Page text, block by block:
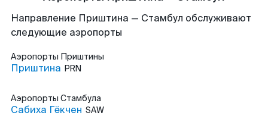
Направление Приштина — Стамбул обслуживают
следующие аэропорты
Аэропорты Приштины
Приштина PRN
Аэропорты Стамбула
Сабиха Гёкчен SAW